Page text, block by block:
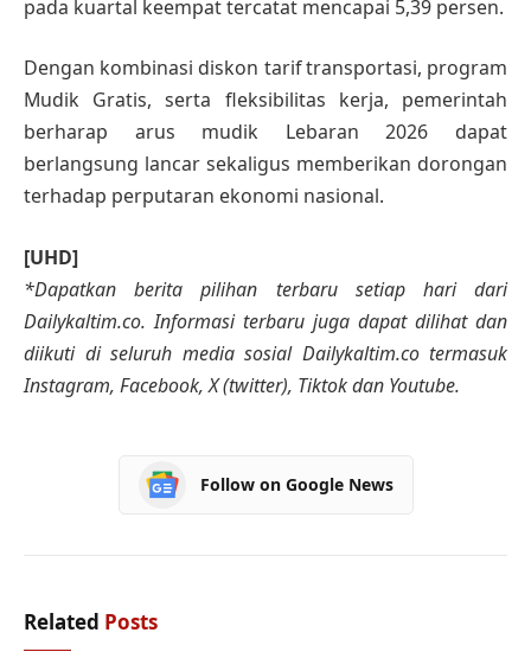
pada kuartal keempat tercatat mencapai 5,39 persen.
Dengan kombinasi diskon tarif transportasi, program
Mudik Gratis, serta fleksibilitas kerja, pemerintah
berharap arus mudik Lebaran 2026 dapat
berlangsung lancar sekaligus memberikan dorongan
terhadap perputaran ekonomi nasional.
[UHD]
*Dapatkan berita pilihan terbaru setiap hari dari
Dailykaltim.co. Informasi terbaru juga dapat dilihat dan
diikuti di seluruh media sosial Dailykaltim.co termasuk
Instagram, Facebook, X (twitter), Tiktok dan Youtube.
Follow on Google News
Related Posts